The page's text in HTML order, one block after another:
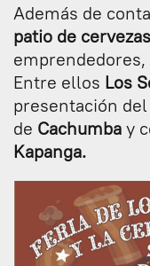
Además de
patio de cervezas
Entre ellos Los
presentación
de Cachumba y
Kapanga.